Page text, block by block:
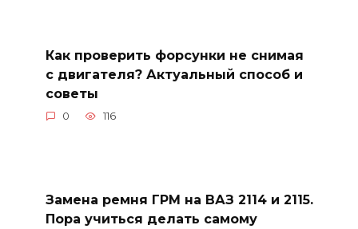
Как проверить форсунки не снимая
с двигателя? Актуальный способ и
советы
0 116
Замена ремня ГРМ на ВАЗ 2114 и 2115.
Пора учиться делать самому